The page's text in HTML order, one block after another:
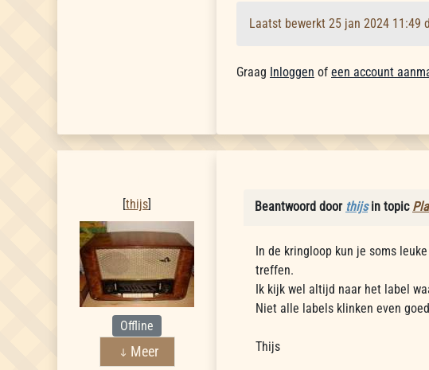
Laatst bewerkt 25 jan 2024 11:49
Graag Inloggen of een account
[thijs]
Offline
Meer
Beantwoord door thijsin topic
In de kringloop kun je soms
treffen.
Ik kijk wel altijd naar het label
Niet alle labels klinken even
Thijs